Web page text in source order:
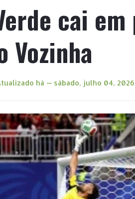
cai
Vozinha
há — sábado, julho 04, 2026